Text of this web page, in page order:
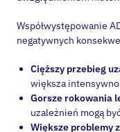
negatywnych
większa
Gorsze rokowania
uzależnień mogą
Większe problemy
zaburzeń